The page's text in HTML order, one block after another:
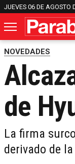
JUEVES 06 DE AGOSTO
NOVEDADES
de
La firma
derivado de